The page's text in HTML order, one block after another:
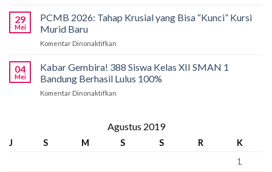
Biology
Kuota
Khusus
Sekolah
Penyangga
Semangat
Pancasila
Bandung:
Pancasila
Dunia!
29
Mei
PCMB 2026: Tahap Krusial yang Bisa “Kunci” Kursi
Murid Baru
Komentar Dinonaktifkan
2026:
Tahap
Krusial
Kursi
Baru
04
Mei
Kabar Gembira! 388 Siswa Kelas XII SMAN 1
Bandung Berhasil Lulus 100%
Komentar Dinonaktifkan
388
Siswa
Kelas
Agustus 2019
J S M S S R
K
1